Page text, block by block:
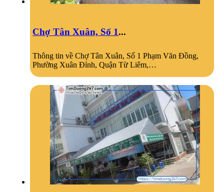
Chợ Tân Xuân, Số 1...
Thông tin về Chợ Tân Xuân, Số 1 Phạm Văn Đồng,
Phường Xuân Đỉnh, Quận Từ Liêm,…